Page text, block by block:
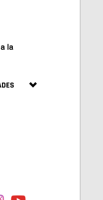
la